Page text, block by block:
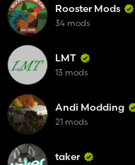
Rooster Mods
34 mods
LMT
13 mods
Andi Modding
21 mods
taker